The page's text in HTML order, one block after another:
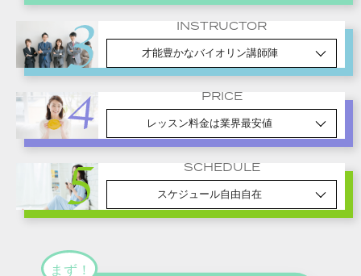
INSTRUCTOR
才能豊かなバイオリン講師陣
PRICE
レッスン料金は業界最安値
SCHEDULE
スケジュール自由自在